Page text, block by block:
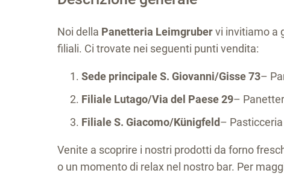
Noi della Panetteria Leimgrubervi invitiamo a
filiali. Ci trovate nei seguenti punti vendita:
Sede principale S. Giovanni/Gisse 73–
Filiale Lutago/Via del Paese 29–
Filiale S. Giacomo/Künigfeld– Pasticceria
Venite a scoprire i nostri prodotti da forno
o un momento di relax nel nostro bar. Per